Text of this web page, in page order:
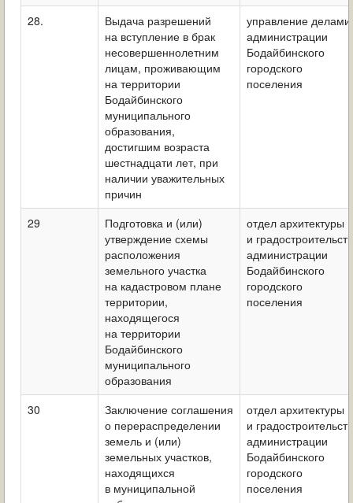
28.
Выдача разрешений
на вступление в брак
несовершеннолетним
лицам, проживающим
на территории
Бодайбинского
муниципального
образования,
достигшим возраста
шестнадцати лет, при
наличии уважительных
причин
управление делами
администрации
Бодайбинского
городского
поселения
29
Подготовка и (или)
утверждение схемы
расположения
земельного участка
на кадастровом плане
территории,
находящегося
на территории
Бодайбинского
муниципального
образования
отдел архитектуры
и
администрации
Бодайбинского
городского
поселения
30
Заключение соглашения
о перераспределении
земель и (или)
земельных участков,
находящихся
в муниципальной
отдел архитектуры
и
администрации
Бодайбинского
городского
поселения